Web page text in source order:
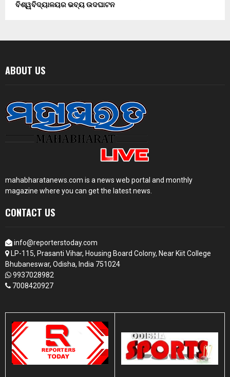
ବିଶ୍ୱବିଦ୍ୟାଳୟର ଭବ୍ୟ ଉଦଘାଟନ
ABOUT US
mahabharatanews.com is a news web portal and monthly
magazine where you can get the latest news.
CONTACT US
info@reporterstoday.com
LP-115, Prasanti Vihar, Housing Board Colony, Near Kiit College
Bhubaneswar, Odisha, India 751024
9937028982
7008420927